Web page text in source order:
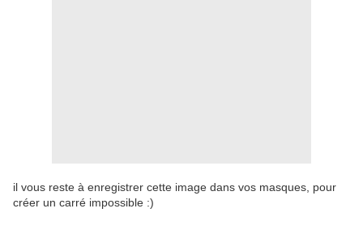
il vous reste à enregistrer cette image dans vos masques, pour
créer un carré impossible :)